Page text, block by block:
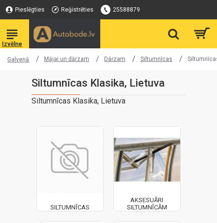
Pieslēgties Reģistrēties 25588879
Galvenā Mājai un dārzam Dārzam Siltumnīcas
Siltumnīcas Klasika, Lietuva
Siltumnīcas Klasika, Lietuva
SILTUMNĪCAS
AKSESUĀRI
SILTUMNĪCĀM